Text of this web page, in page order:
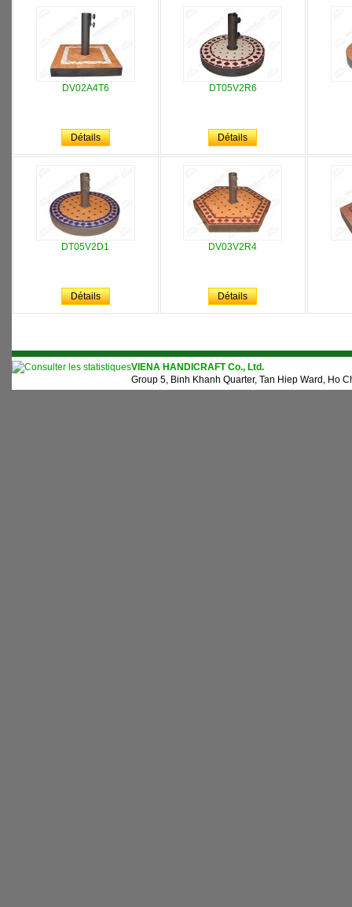
DV02A4T6
Détails
DT05V2R6
Détails
DT05V2D1
Détails
DV03V2R4
Détails
VIENA HANDICRAFT Co., Ltd.
Group 5, Binh Khanh Quarter, Tan Hiep Ward, Ho